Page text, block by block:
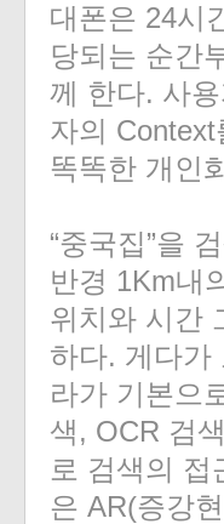
대폰은 24시
당되는 순간
께 한다. 사
자의
똑똑한 개인
“중국집”을
반경 1Km내
위치와 시간
하다. 게다가
라가 기본으
색, OCR 검
로 검색의
은 AR(증강